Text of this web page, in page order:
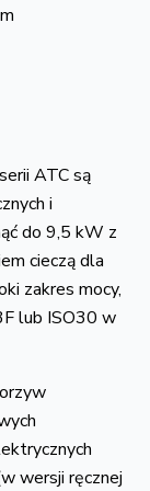
ATC są
i
do 9,5 kW z
cieczą dla
zakres mocy,
lub ISO30 w
wersji ręcznej